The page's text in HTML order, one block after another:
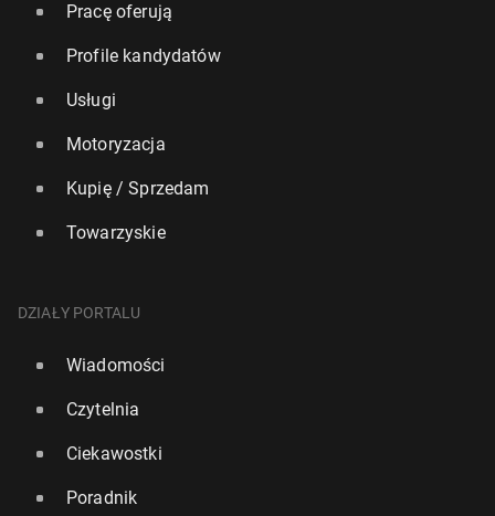
Pracę oferują
Profile kandydatów
Usługi
Motoryzacja
Kupię / Sprzedam
Towarzyskie
DZIAŁY PORTALU
Wiadomości
Czytelnia
Ciekawostki
Poradnik